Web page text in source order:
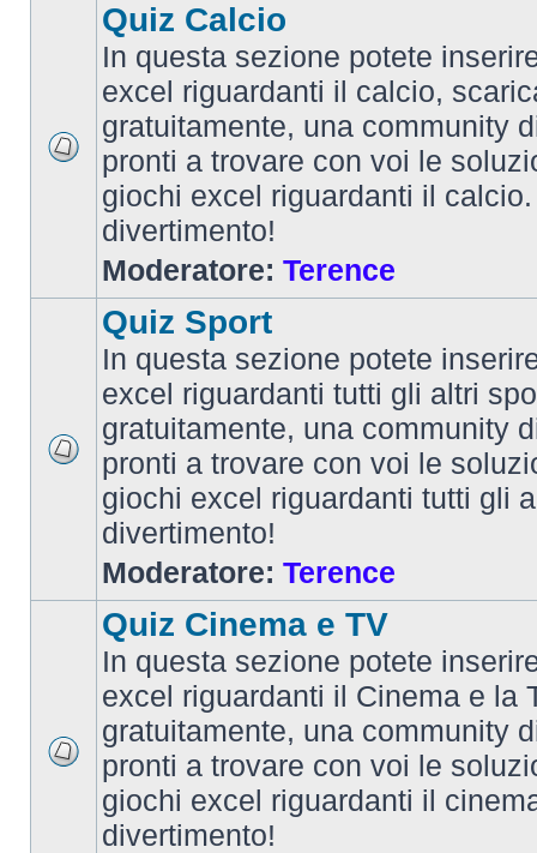
Quiz Calcio
In questa sezione potete
excel riguardanti il calcio,
gratuitamente, una community
pronti a trovare con voi le
giochi excel riguardanti il
divertimento!
Moderatore: Terence
Quiz Sport
In questa sezione potete
excel riguardanti tutti gli altri
gratuitamente, una community
pronti a trovare con voi le
giochi excel riguardanti tutti gli
divertimento!
Moderatore: Terence
Quiz Cinema e TV
In questa sezione potete
excel riguardanti il Cinema e la
gratuitamente, una community
pronti a trovare con voi le
giochi excel riguardanti il
divertimento!